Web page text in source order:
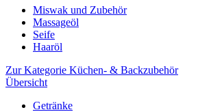
Miswak und Zubehör
Massageöl
Seife
Haaröl
Zur Kategorie Küchen- & Backzubehör
Übersicht
Getränke